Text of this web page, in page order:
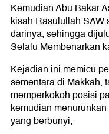
Kemudian Abu Bakar
kisah Rasulullah SAW
darinya, sehingga
Selalu Membenarkan
Kejadian ini memicu
sementara di Makkah,
memperkokoh posisi
kemudian
yang berbunyi,